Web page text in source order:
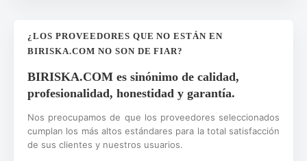
¿LOS PROVEEDORES QUE NO ESTÁN EN
BIRISKA.COM NO SON DE FIAR?
BIRISKA.COM es sinónimo de calidad,
profesionalidad, honestidad y garantía.
Nos preocupamos de que los proveedores seleccionados
cumplan los más altos estándares para la total satisfacción
de sus clientes y nuestros usuarios.